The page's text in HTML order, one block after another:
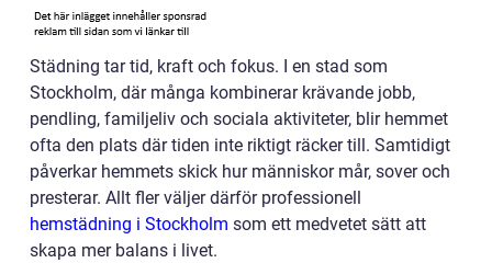
Städning tar tid, kraft och fokus. I en stad som
Stockholm, där många kombinerar krävande jobb,
pendling, familjeliv och sociala aktiviteter, blir hemmet
ofta den plats där tiden inte riktigt räcker till. Samtidigt
påverkar hemmets skick hur människor mår, sover och
presterar. Allt fler väljer därför professionell
hemstädning i Stockholm som ett medvetet sätt att
skapa mer balans i livet.